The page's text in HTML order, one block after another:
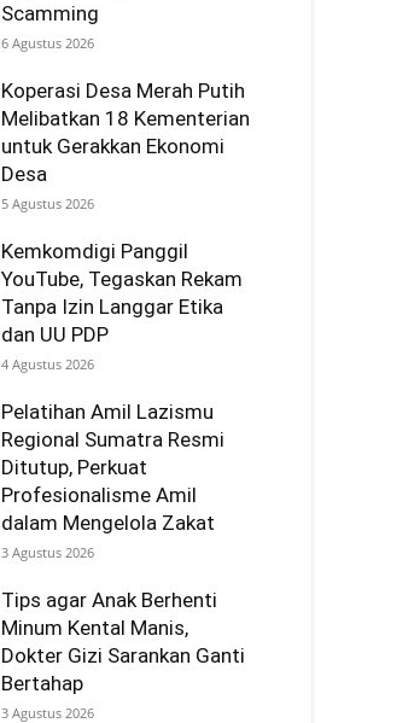
Scamming
6 Agustus 2026
Koperasi Desa Merah Putih
Melibatkan 18 Kementerian
untuk Gerakkan Ekonomi
Desa
5 Agustus 2026
Kemkomdigi Panggil
YouTube, Tegaskan Rekam
Tanpa Izin Langgar Etika
dan UU PDP
4 Agustus 2026
Pelatihan Amil Lazismu
Regional Sumatra Resmi
Ditutup, Perkuat
Profesionalisme Amil
dalam Mengelola Zakat
3 Agustus 2026
Tips agar Anak Berhenti
Minum Kental Manis,
Dokter Gizi Sarankan Ganti
Bertahap
3 Agustus 2026